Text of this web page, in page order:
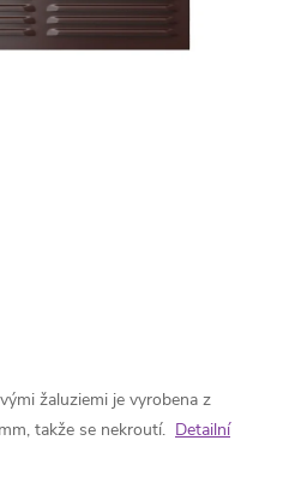
žaluziemi je vyrobena z
takže se nekroutí. Detailní